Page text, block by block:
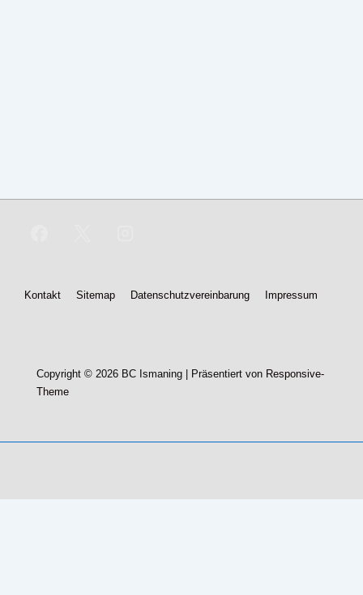
Footer-
Kontakt Sitemap Datenschutzvereinbarung Impressum
Copyright © 2026 BC Ismaning | Präsentiert von Responsive-
Theme